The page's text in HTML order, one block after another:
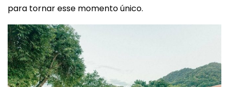
para tornar esse momento único.